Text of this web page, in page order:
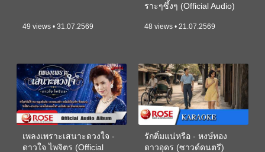
49 views • 31.07.2569
ราะๆซึ้งๆ (Official Audio)
48 views • 21.07.2569
เพลงเพราะเสนาะดวงใจ -
ดาวใจ ไพจิตร (Official
รักติ๋มแน่หรือ - หงษ์ทอง
ดาวอุดร (ซาวด์ดนตรี)